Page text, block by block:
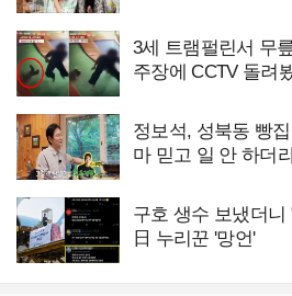
3세 트램펄린서 무
주장에 CCTV 돌려
정보석, 성북동 빵
마 믿고 일 안 하더
구호 생수 보냈더
日 누리꾼 '망언'